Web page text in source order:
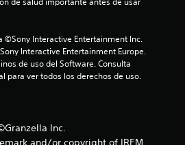
c
a
c
n
©Sony Interactive Entertainment Inc.
Interactive Entertainment Europe.
de uso del Software. Consulta
para ver todos los derechos de uso.
Inc.
and/or copyright of IREM